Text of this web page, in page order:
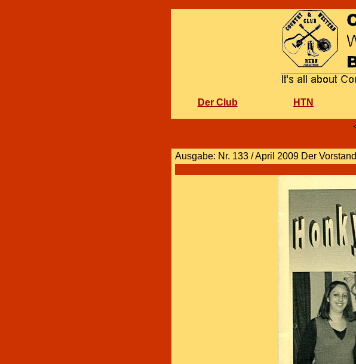
Der Club HTN
Ausgabe: Nr. 133 / April 2009 Der Vorstand